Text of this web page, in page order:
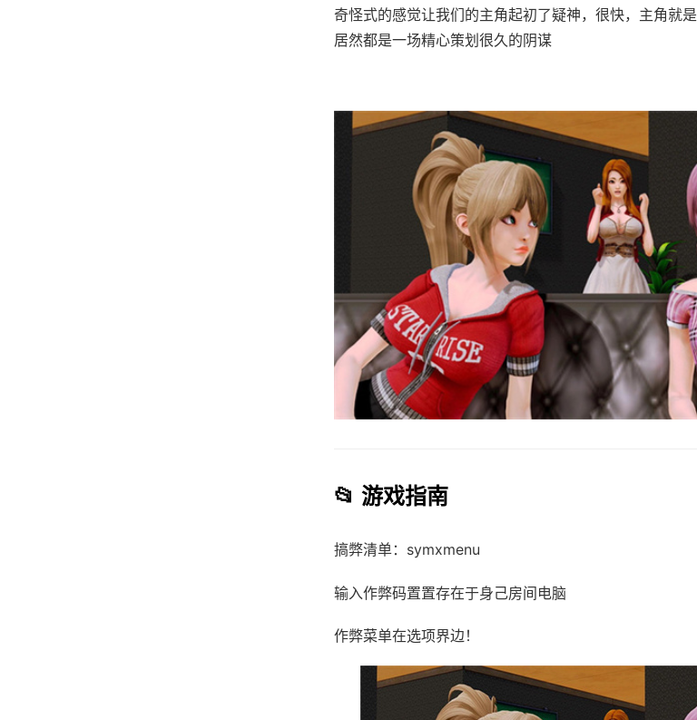
奇怪式的感觉让我们的主角起初了疑神，很快，主角就
居然都是一场精心策划很久的阴谋
📂 游戏指南
搞弊清单：symxmenu
输入作弊码置置存在于身己房间电脑
作弊菜单在选项界边！